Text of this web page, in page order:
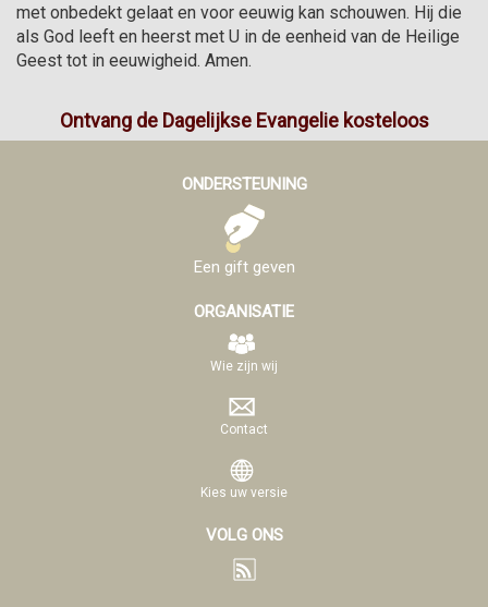
met onbedekt gelaat en voor eeuwig kan schouwen. Hij die
als God leeft en heerst met U in de eenheid van de Heilige
Geest tot in eeuwigheid. Amen.
Ontvang de Dagelijkse Evangelie kosteloos
ONDERSTEUNING
Een gift geven
ORGANISATIE
Wie zijn wij
Contact
Kies uw versie
VOLG ONS